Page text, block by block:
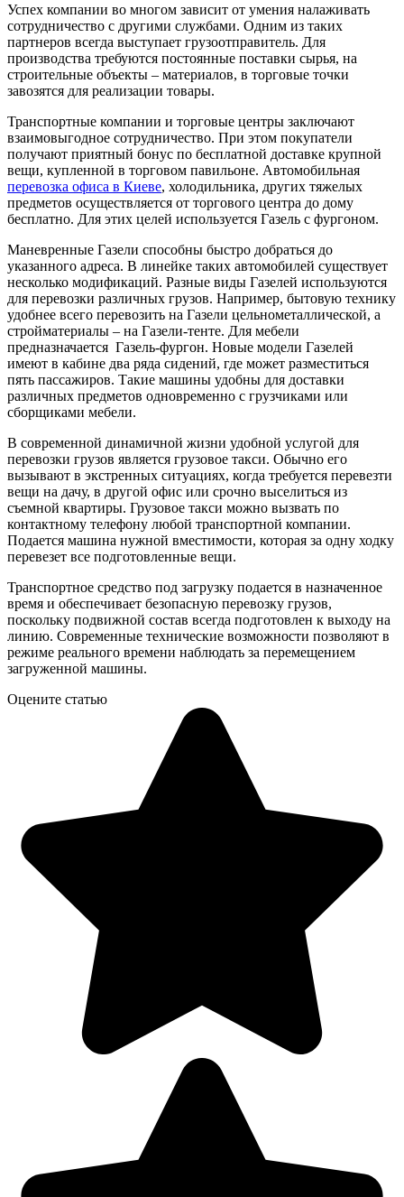
Успех компании во многом зависит от умения налаживать
сотрудничество с другими службами. Одним из таких
партнеров всегда выступает грузоотправитель. Для
производства требуются постоянные поставки сырья, на
строительные объекты – материалов, в торговые точки
завозятся для реализации товары.
Транспортные компании и торговые центры заключают
взаимовыгодное сотрудничество. При этом покупатели
получают приятный бонус по бесплатной доставке крупной
вещи, купленной в торговом павильоне. Автомобильная
перевозка офиса в Киеве, холодильника, других тяжелых
предметов осуществляется от торгового центра до дому
бесплатно. Для этих целей используется Газель с фургоном.
Маневренные Газели способны быстро добраться до
указанного адреса. В линейке таких автомобилей существует
несколько модификаций. Разные виды Газелей используются
для перевозки различных грузов. Например, бытовую технику
удобнее всего перевозить на Газели цельнометаллической, а
стройматериалы – на Газели-тенте. Для мебели
предназначается Газель-фургон. Новые модели Газелей
имеют в кабине два ряда сидений, где может разместиться
пять пассажиров. Такие машины удобны для доставки
различных предметов одновременно с грузчиками или
сборщиками мебели.
В современной динамичной жизни удобной услугой для
перевозки грузов является грузовое такси. Обычно его
вызывают в экстренных ситуациях, когда требуется перевезти
вещи на дачу, в другой офис или срочно выселиться из
съемной квартиры. Грузовое такси можно вызвать по
контактному телефону любой транспортной компании.
Подается машина нужной вместимости, которая за одну ходку
перевезет все подготовленные вещи.
Транспортное средство под загрузку подается в назначенное
время и обеспечивает безопасную перевозку грузов,
поскольку подвижной состав всегда подготовлен к выходу на
линию. Современные технические возможности позволяют в
режиме реального времени наблюдать за перемещением
загруженной машины.
Оцените статью